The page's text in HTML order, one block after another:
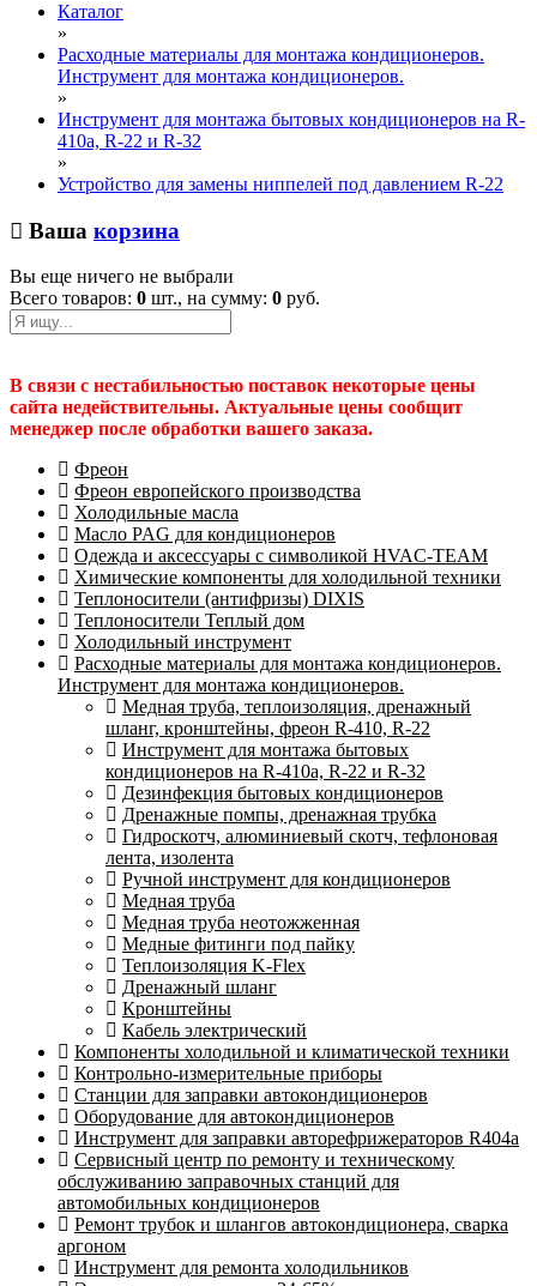
Каталог
»
Расходные материалы для монтажа кондиционеров.
Инструмент для монтажа кондиционеров.
»
Инструмент для монтажа бытовых кондиционеров на R-
410а, R-22 и R-32
»
Устройство для замены ниппелей под давлением R-22
Ваша корзина
Вы еще ничего не выбрали
Всего товаров: 0 шт., на сумму: 0 руб.
В связи с нестабильностью поставок некоторые цены
сайта недействительны. Актуальные цены сообщит
менеджер после обработки вашего заказа.
Фреон
Фреон европейского производства
Холодильные масла
Масло PAG для кондиционеров
Одежда и аксессуары с символикой HVAC-TEAM
Химические компоненты для холодильной техники
Теплоносители (антифризы) DIXIS
Теплоносители Теплый дом
Холодильный инструмент
Расходные материалы для монтажа кондиционеров.
Инструмент для монтажа кондиционеров.
Медная труба, теплоизоляция, дренажный
шланг, кронштейны, фреон R-410, R-22
Инструмент для монтажа бытовых
кондиционеров на R-410а, R-22 и R-32
Дезинфекция бытовых кондиционеров
Дренажные помпы, дренажная трубка
Гидроскотч, алюминиевый скотч, тефлоновая
лента, изолента
Ручной инструмент для кондиционеров
Медная труба
Медная труба неотожженная
Медные фитинги под пайку
Теплоизоляция K-Flex
Дренажный шланг
Кронштейны
Кабель электрический
Компоненты холодильной и климатической техники
Контрольно-измерительные приборы
Станции для заправки автокондиционеров
Оборудование для автокондиционеров
Инструмент для заправки авторефрижераторов R404a
Сервисный центр по ремонту и техническому
обслуживанию заправочных станций для
автомобильных кондиционеров
Ремонт трубок и шлангов автокондиционера, сварка
аргоном
Инструмент для ремонта холодильников